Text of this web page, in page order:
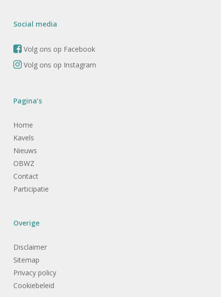
Social media
Volg ons op Facebook
Volg ons op Instagram
Pagina’s
Home
Kavels
Nieuws
OBWZ
Contact
Participatie
Overige
Disclaimer
Sitemap
Privacy policy
Cookiebeleid